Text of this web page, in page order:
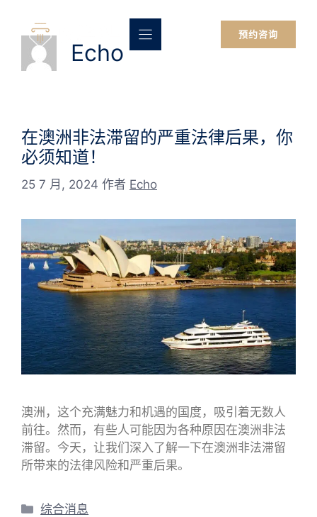
预约咨询
Echo
在澳洲非法滞留的严重法律后果，你
必须知道！
25 7 月, 2024 作者 Echo
澳洲，这个充满魅力和机遇的国度，吸引着无数人
前往。然而，有些人可能因为各种原因在澳洲非法
滞留。今天，让我们深入了解一下在澳洲非法滞留
所带来的法律风险和严重后果。
分
综合消息